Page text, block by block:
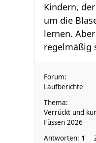
Kindern,
um die
lernen.
regelmäßig
Forum:
Laufberichte
Thema:
Verrückt und
Füssen 2026
Antworten: 1